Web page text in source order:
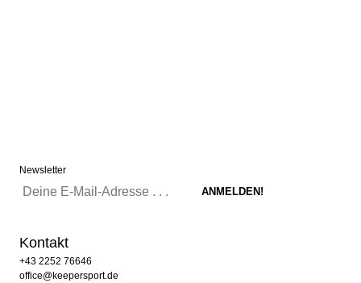
Newsletter
Kontakt
+43 2252 76646
office@keepersport.de